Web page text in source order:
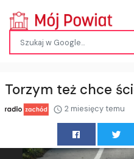
Torzym też chce
2 miesięcy temu